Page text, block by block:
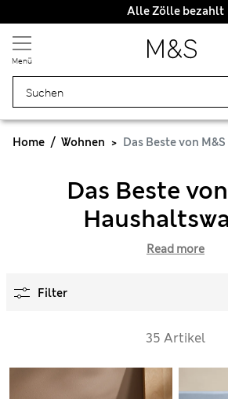
Alle Zölle bezahlt
Menü
Home Wohnen Das Beste von
Das Beste
Read more
Filter
35 Artikel